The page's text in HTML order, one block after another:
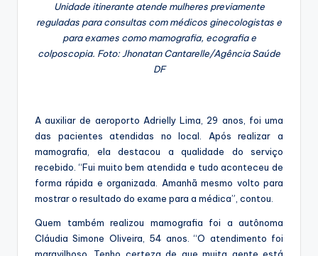
Unidade itinerante atende mulheres previamente
reguladas para consultas com médicos ginecologistas e
para exames como mamografia, ecografia e
colposcopia. Foto: Jhonatan Cantarelle/Agência Saúde
DF
A auxiliar de aeroporto Adrielly Lima, 29 anos, foi uma
das pacientes atendidas no local. Após realizar a
mamografia, ela destacou a qualidade do serviço
recebido. “Fui muito bem atendida e tudo aconteceu de
forma rápida e organizada. Amanhã mesmo volto para
mostrar o resultado do exame para a médica”, contou.
Quem também realizou mamografia foi a autônoma
Cláudia Simone Oliveira, 54 anos. “O atendimento foi